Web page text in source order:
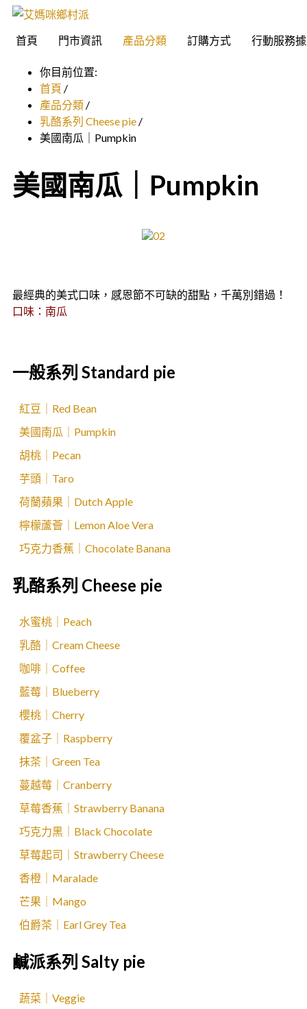
首頁 門市資訊 產品分類 訂購方式 行動服務
你目前位置:
首頁 /
產品分類 /
乳酪系列 Cheese pie /
美國南瓜｜Pumpkin
美國南瓜｜Pumpkin
最經典的美式口味，感恩節不可缺的甜點，千萬別錯過！
口味：南瓜
一般系列 Standard pie
紅豆｜Red Bean
美國南瓜｜Pumpkin
胡桃｜Pecan
芋頭｜Taro
荷蘭蘋果｜Dutch Apple
檸檬蘆薈｜Lemon Aloe Vera
巧克力香蕉｜Chocolate Banana
乳酪系列 Cheese pie
水蜜桃｜Peach
乳酪｜Cream Cheese
咖啡｜Coffee
藍莓｜Blueberry
櫻桃｜Cherry
覆盆子｜Raspberry
抹茶｜Green Tea
蔓越莓｜Cranberry
草莓香蕉｜Strawberry Banana
巧克力黑｜Black Chocolate
草莓起司｜Strawberry Cheese
香橙｜Maralade
芒果｜Mango
伯爵茶｜Earl Grey Tea
鹹派系列 Salty pie
蔬菜｜Veggie